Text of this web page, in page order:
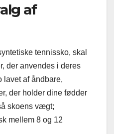
af
tennissko, skal
der anvendes i deres
lavet af åndbare,
der holder dine fødder
skoens vægt;
mellem 8 og 12